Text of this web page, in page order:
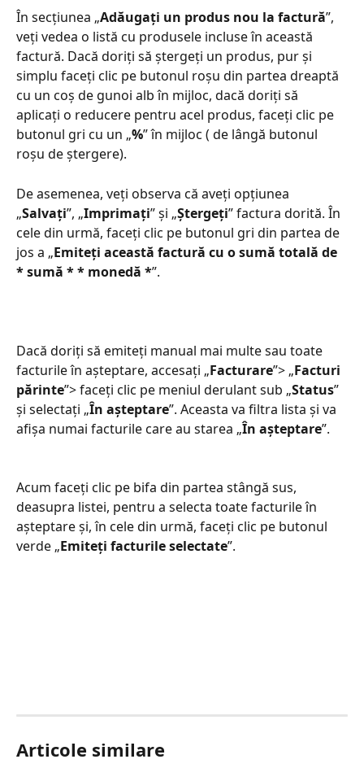
În secțiunea „Adăugați un produs nou la factură”,
veți vedea o listă cu produsele incluse în această
factură. Dacă doriți să ștergeți un produs, pur și
simplu faceți clic pe butonul roșu din partea dreaptă
cu un coș de gunoi alb în mijloc, dacă doriți să
aplicați o reducere pentru acel produs, faceți clic pe
butonul gri cu un „%” în mijloc ( de lângă butonul
roșu de ștergere).
De asemenea, veți observa că aveți opțiunea
„Salvați”, „Imprimați” și „Ștergeți” factura dorită. În
cele din urmă, faceți clic pe butonul gri din partea de
jos a „Emiteți această factură cu o sumă totală de
* sumă * * monedă *”.
Dacă doriți să emiteți manual mai multe sau toate
facturile în așteptare, accesați „Facturare”> „Facturi
părinte”> faceți clic pe meniul derulant sub „Status”
și selectați „În așteptare”. Aceasta va filtra lista și va
afișa numai facturile care au starea „În așteptare”.
Acum faceți clic pe bifa din partea stângă sus,
deasupra listei, pentru a selecta toate facturile în
așteptare și, în cele din urmă, faceți clic pe butonul
verde „Emiteți facturile selectate”.
Articole similare